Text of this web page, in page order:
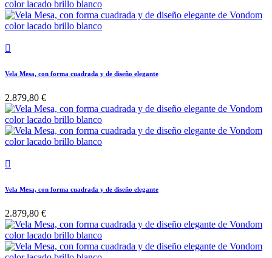

Vela Mesa, con forma cuadrada y de diseño elegante
2.879,80 €

Vela Mesa, con forma cuadrada y de diseño elegante
2.879,80 €